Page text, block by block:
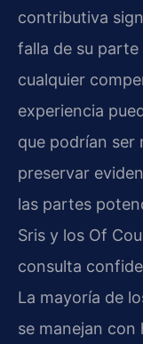
contributiva
falla de su parte
cualquier
experiencia
que podrían ser
preservar
las partes
Sris y los Of
consulta
La mayoría de
se manejan